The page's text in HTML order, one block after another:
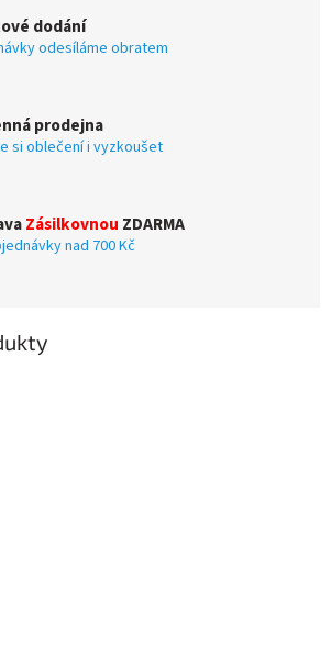
dodání
odesíláme obratem
prodejna
si oblečení i vyzkoušet
Zásilkovnou ZDARMA
nad 700 Kč